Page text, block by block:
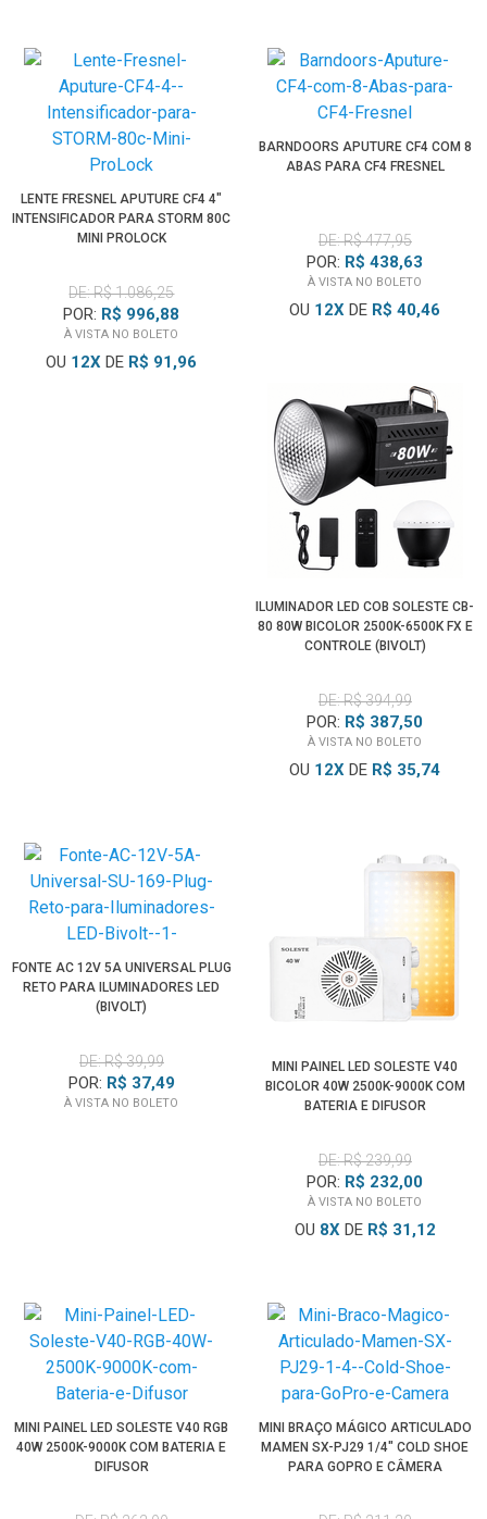
LENTE FRESNEL APUTURE CF4 4"
INTENSIFICADOR PARA STORM 80C
MINI PROLOCK
DE: R$ 1.086,25
POR: R$ 996,88
À VISTA NO BOLETO
OU 12X DE R$ 91,96
BARNDOORS APUTURE CF4 COM 8
ABAS PARA CF4 FRESNEL
DE: R$ 477,95
POR: R$ 438,63
À VISTA NO BOLETO
OU 12X DE R$ 40,46
ILUMINADOR LED COB SOLESTE CB-
80 80W BICOLOR 2500K-6500K FX E
CONTROLE (BIVOLT)
DE: R$ 394,99
POR: R$ 387,50
À VISTA NO BOLETO
OU 12X DE R$ 35,74
FONTE AC 12V 5A UNIVERSAL PLUG
RETO PARA ILUMINADORES LED
(BIVOLT)
DE: R$ 39,99
POR: R$ 37,49
À VISTA NO BOLETO
MINI PAINEL LED SOLESTE V40
BICOLOR 40W 2500K-9000K COM
BATERIA E DIFUSOR
DE: R$ 239,99
POR: R$ 232,00
À VISTA NO BOLETO
OU 8XDE R$ 31,12
MINI PAINEL LED SOLESTE V40 RGB
40W 2500K-9000K COM BATERIA E
DIFUSOR
MINI BRAÇO MÁGICO ARTICULADO
MAMEN SX-PJ29 1/4" COLD SHOE
PARA GOPRO E CÂMERA